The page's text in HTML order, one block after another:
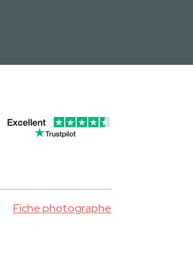
Fiche photographe